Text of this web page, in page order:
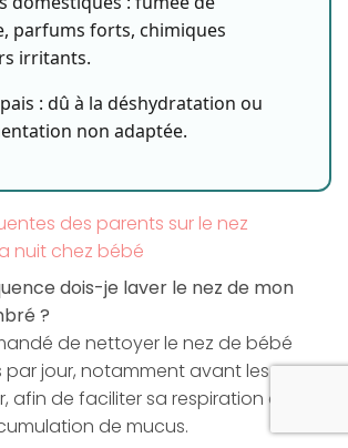
parfums forts, chimiques
irritants.
: dû à la déshydratation ou
non adaptée.
des parents sur le nez
nuit chez bébé
dois-je laver le nez de mon
?
de nettoyer le nez de bébé
par jour, notamment avant les repas
afin de faciliter sa respiration et
de mucus.